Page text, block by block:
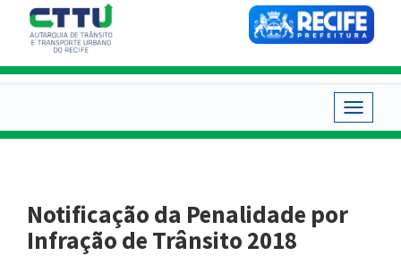
conteúdo
principal
Toggle
Notificação da Penalidade por
Infração de Trânsito 2018